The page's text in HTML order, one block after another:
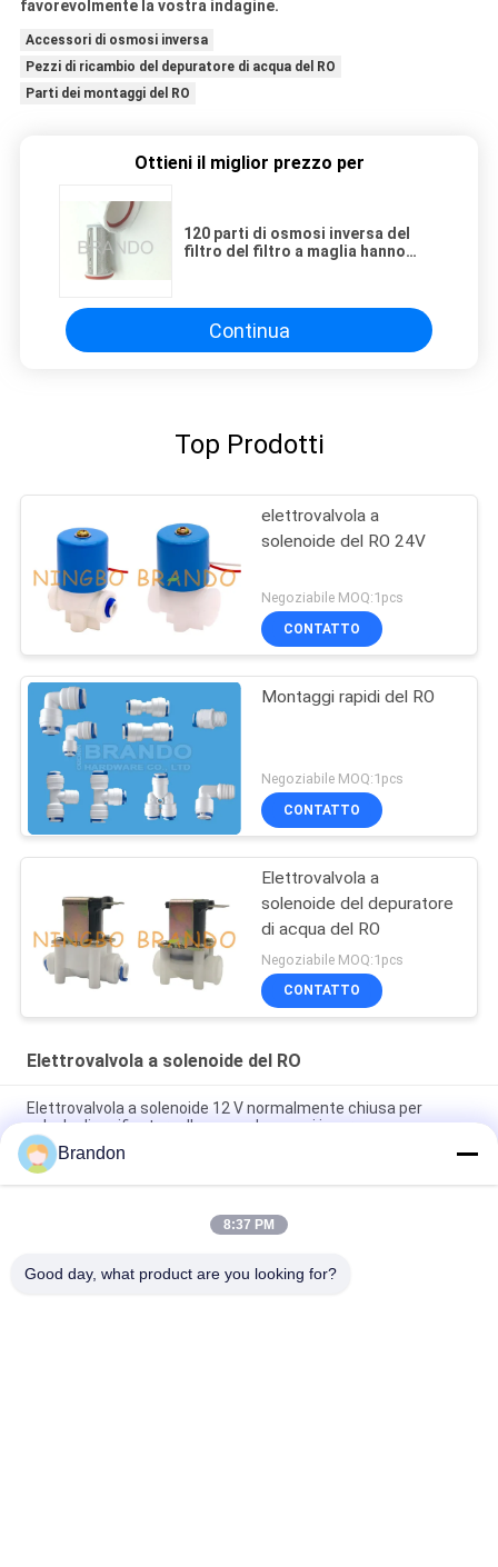
favorevolmente la vostra indagine.
Accessori di osmosi inversa
Pezzi di ricambio del depuratore di acqua del RO
Parti dei montaggi del RO
Ottieni il miglior prezzo per
120 parti di osmosi inversa del
filtro del filtro a maglia hanno
Continua
Top Prodotti
elettrovalvola a
solenoide del RO 24V
Negoziabile MOQ:1pcs
CONTATTO
Montaggi rapidi del RO
Negoziabile MOQ:1pcs
CONTATTO
Elettrovalvola a
solenoide del depuratore
di acqua del RO
Negoziabile MOQ:1pcs
CONTATTO
Elettrovalvola a solenoide del RO
Elettrovalvola a solenoide 12 V normalmente chiusa per
valvola di purificatore d'acqua ad osmosi inversa
Tipo bobina idraulica 220VAC 110VAC 24VDC 12VDC 26W di EVI
3P/16 AMISCO del solenoide
L'osmosi inversa 6.35mm dell'acqua pura tappa l'elettrovalvola
Brandon
8:37 PM
Good day, what product are you looking for?